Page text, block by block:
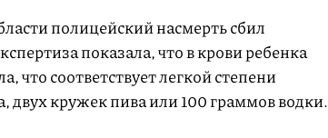
полицейский насмерть сбил
показала, что в крови ребенка
что соответствует легкой степени
двух кружек пива или 100 граммов водки.